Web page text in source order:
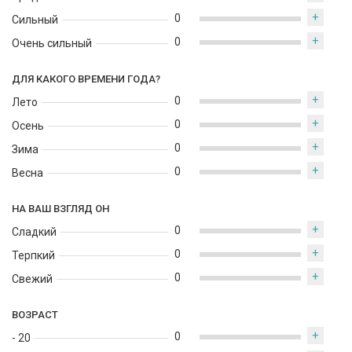
Сильный
Очень сильный
0 +
0 +
ДЛЯ КАКОГО ВРЕМЕНИ ГОДА?
Лето
Осень
Зима
Весна
0 +
0 +
0 +
0 +
НА ВАШ ВЗГЛЯД ОН
Сладкий
Терпкий
Свежий
0 +
0 +
0 +
ВОЗРАСТ
- 20 0 +